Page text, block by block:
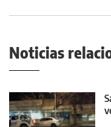
Noticias